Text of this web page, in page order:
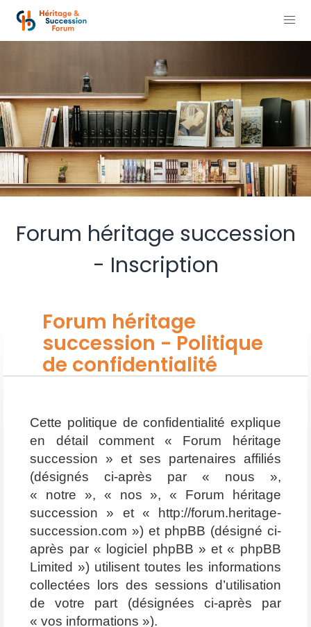
Forum héritage succession
- Inscription
Forum héritage
succession - Politique
de confidentialité
Cette politique de confidentialité explique
en détail comment « Forum héritage
succession » et ses partenaires affiliés
(désignés ci-après par « nous »,
« notre », « nos », « Forum héritage
succession » et « http://forum.heritage-
succession.com ») et phpBB (désigné ci-
après par « logiciel phpBB » et « phpBB
Limited ») utilisent toutes les informations
collectées lors des sessions d’utilisation
de votre part (désignées ci-après par
« vos informations »).